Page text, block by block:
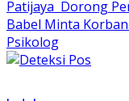
Patijaya Dorong
Babel Minta
Psikolog